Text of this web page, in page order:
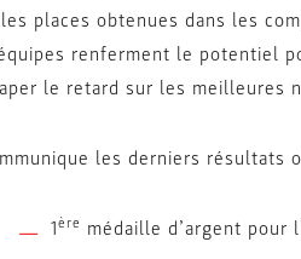
places obtenues dans les
renferment le potentiel
le retard sur les meilleures
les derniers résultats
1ère médaille d’argent pour